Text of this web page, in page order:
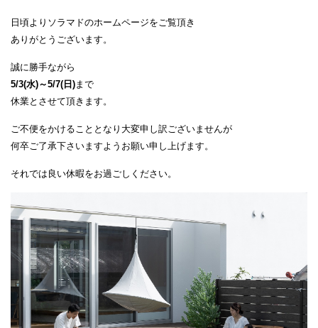
日頃よりソラマドのホームページをご覧頂き
ありがとうございます。
誠に勝手ながら
5/3(水)～5/7(日)まで
休業とさせて頂きます。
ご不便をかけることとなり大変申し訳ございませんが
何卒ご了承下さいますようお願い申し上げます。
それでは良い休暇をお過ごしください。